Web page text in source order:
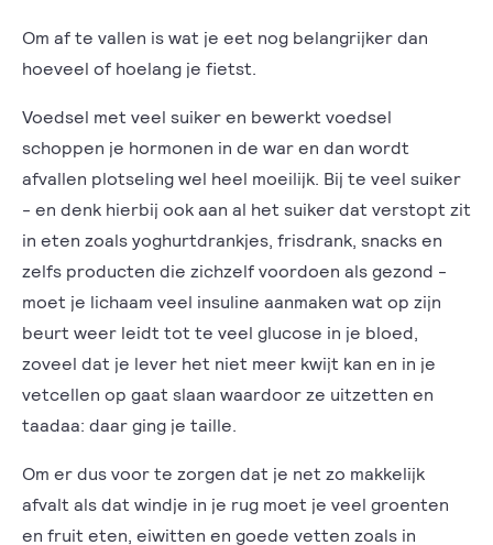
Om af te vallen is wat je eet nog belangrijker dan
hoeveel of hoelang je fietst.
Voedsel met veel suiker en bewerkt voedsel
schoppen je hormonen in de war en dan wordt
afvallen plotseling wel heel moeilijk. Bij te veel suiker
- en denk hierbij ook aan al het suiker dat verstopt zit
in eten zoals yoghurtdrankjes, frisdrank, snacks en
zelfs producten die zichzelf voordoen als gezond -
moet je lichaam veel insuline aanmaken wat op zijn
beurt weer leidt tot te veel glucose in je bloed,
zoveel dat je lever het niet meer kwijt kan en in je
vetcellen op gaat slaan waardoor ze uitzetten en
taadaa: daar ging je taille.
Om er dus voor te zorgen dat je net zo makkelijk
afvalt als dat windje in je rug moet je veel groenten
en fruit eten, eiwitten en goede vetten zoals in